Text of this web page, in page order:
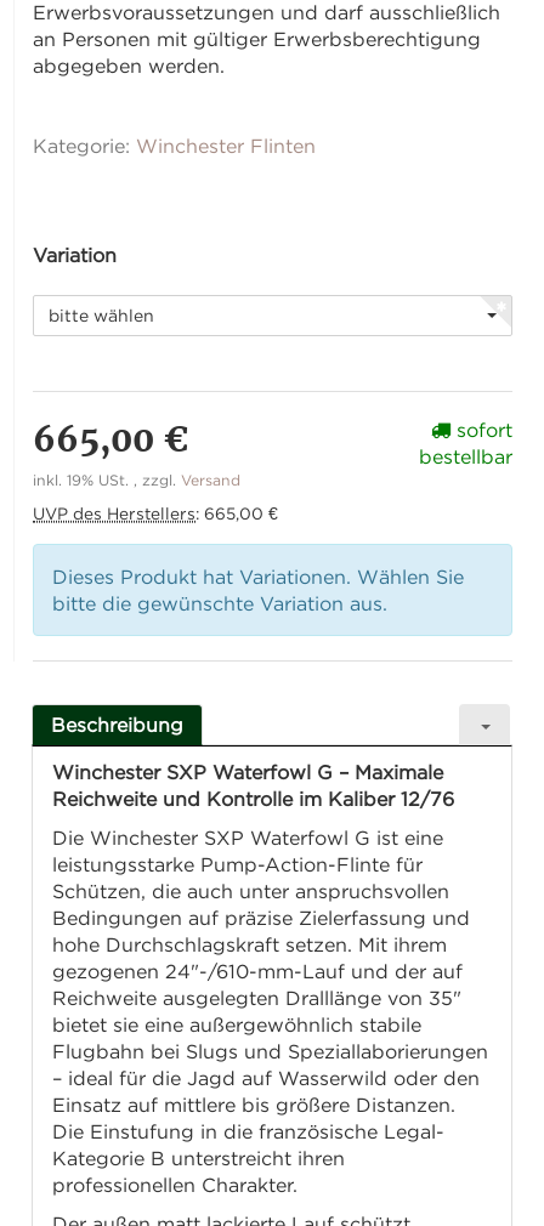
Erwerbsvoraussetzungen und darf ausschließlich
an Personen mit gültiger Erwerbsberechtigung
abgegeben werden.
Kategorie: Winchester Flinten
Variation
bitte wählen
665,00 €
inkl. 19% USt. , zzgl.Versand
UVP des Herstellers:665,00 €
sofort
bestellbar
Dieses Produkt hat Variationen. Wählen Sie
bitte die gewünschte Variation aus.
Beschreibung
Winchester SXP Waterfowl G – Maximale
Reichweite und Kontrolle im Kaliber 12/76
Die Winchester SXP Waterfowl G ist eine
leistungsstarke Pump-Action-Flinte für
Schützen, die auch unter anspruchsvollen
Bedingungen auf präzise Zielerfassung und
hohe Durchschlagskraft setzen. Mit ihrem
gezogenen 24"-/610-mm-Lauf und der auf
Reichweite ausgelegten Dralllänge von 35"
bietet sie eine außergewöhnlich stabile
Flugbahn bei Slugs und Speziallaborierungen
– ideal für die Jagd auf Wasserwild oder den
Einsatz auf mittlere bis größere Distanzen.
Die Einstufung in die französische Legal-
Kategorie B unterstreicht ihren
professionellen Charakter.